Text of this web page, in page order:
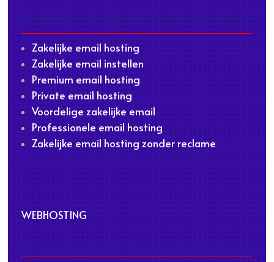
Zakelijke email hosting
Zakelijke email instellen
Premium email hosting
Private email hosting
Voordelige zakelijke email
Professionele email hosting
Zakelijke email hosting zonder reclame
WEBHOSTING